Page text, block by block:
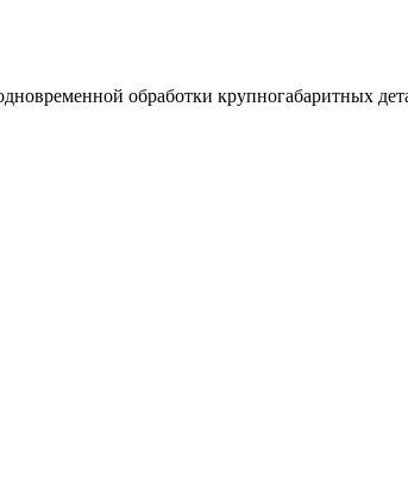
обработки крупногабаритных